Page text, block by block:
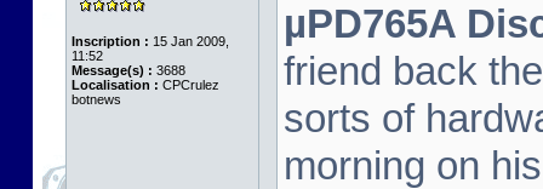
Inscription : 15 Jan 2009,
11:52
Message(s) : 3688
Localisation : CPCrulez
botnews
µPD765A
friend back
sorts of
morning on